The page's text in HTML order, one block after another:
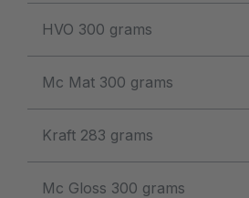
HVO 300 grams
Mc Mat 300 grams
Kraft 283 grams
Mc Gloss 300 grams